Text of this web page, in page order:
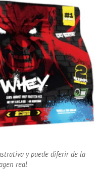
y puede diferir de la
real